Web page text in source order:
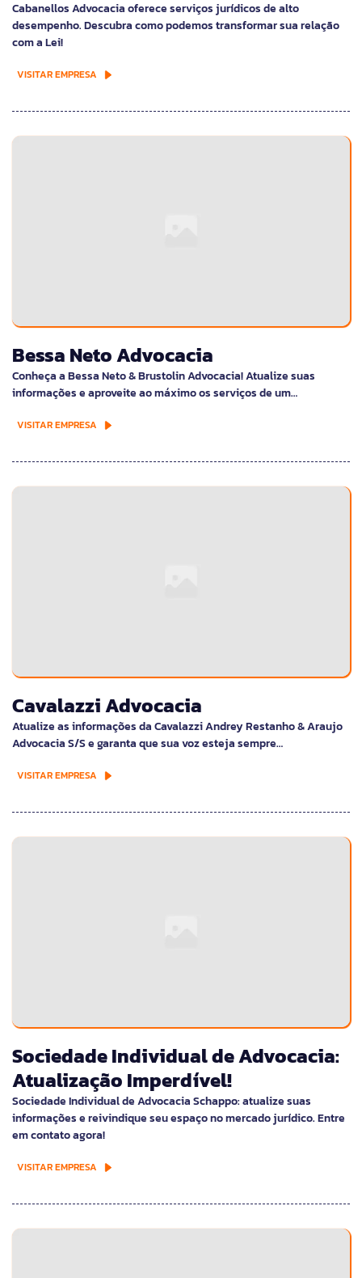
Cabanellos Advocacia oferece serviços jurídicos de alto
desempenho. Descubra como podemos transformar sua relação
com a Lei!
VISITAR EMPRESA
Bessa Neto Advocacia
Conheça a Bessa Neto & Brustolin Advocacia! Atualize suas
informações e aproveite ao máximo os serviços de um…
VISITAR EMPRESA
Cavalazzi Advocacia
Atualize as informações da Cavalazzi Andrey Restanho & Araujo
Advocacia S/S e garanta que sua voz esteja sempre…
VISITAR EMPRESA
Sociedade Individual de Advocacia:
Atualização Imperdível!
Sociedade Individual de Advocacia Schappo: atualize suas
informações e reivindique seu espaço no mercado jurídico. Entre
em contato agora!
VISITAR EMPRESA